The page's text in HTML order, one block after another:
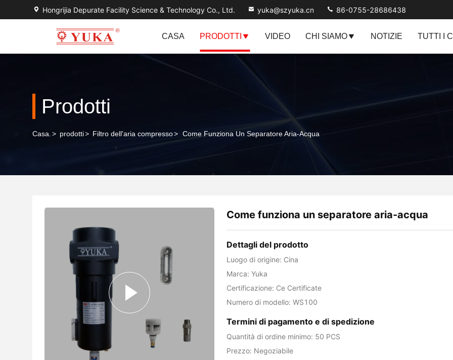
Hongrijia Depurate Facility Science & Technology Co., Ltd. yuka@szyuka.cn 86-0755-28686438
CASA PRODOTTI VIDEO CHI SIAMO NOTIZIE TUTTI I
Prodotti
Casa. > prodotti> Filtro dell'aria compresso> Come Funziona Un Separatore Aria-Acqua
Come funziona un separatore aria-acqua
Dettagli del prodotto
Luogo di origine: Cina
Marca: Yuka
Certificazione: Ce Certificate
Numero di modello: WS100
Termini di pagamento e di spedizione
Quantità di ordine minimo: 50 PCS
Prezzo: Negoziabile